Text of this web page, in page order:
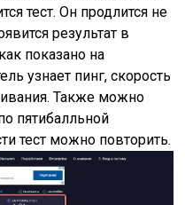
тест. Он продлится не
результат в
показано на
узнает пинг, скорость
Также можно
пятибалльной
тест можно повторить.